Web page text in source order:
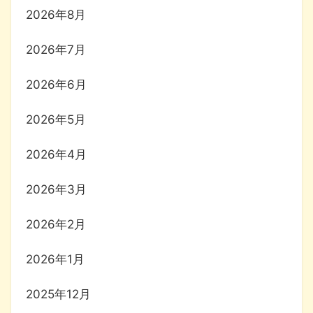
2026年8月
2026年7月
2026年6月
2026年5月
2026年4月
2026年3月
2026年2月
2026年1月
2025年12月